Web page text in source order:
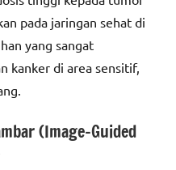
pada jaringan sehat di
yang sangat
kanker di area sensitif,
(Image-Guided